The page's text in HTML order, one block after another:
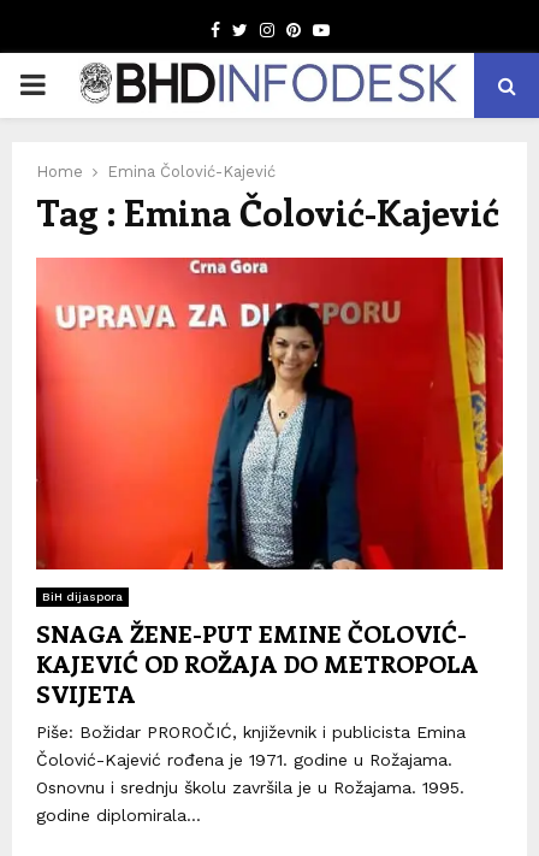
Facebook
TwitterInstagram
Pinterest
Youtube
PRIMARY
Home Emina Čolović-Kajević
Tag : Emina Čolović-Kajević
BiH dijaspora
SNAGA ŽENE-PUT EMINE ČOLOVIĆ-
KAJEVIĆ OD ROŽAJA DO METROPOLA
SVIJETA
Piše: Božidar PROROČIĆ, književnik i publicista Emina
Čolović-Kajević rođena je 1971. godine u Rožajama.
Osnovnu i srednju školu završila je u Rožajama. 1995.
godine diplomirala...